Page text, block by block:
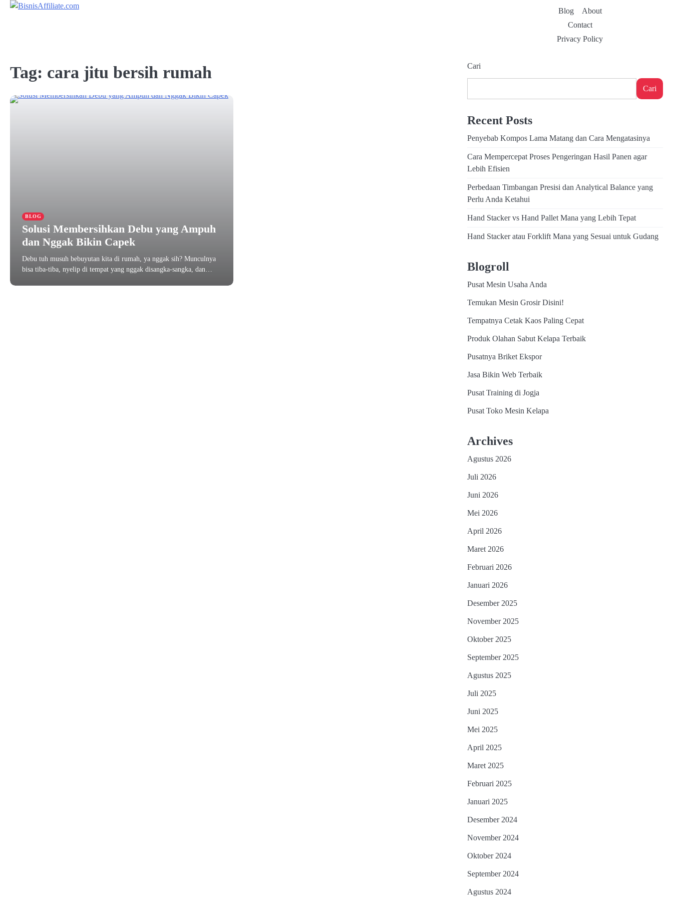
Skip
Blog
About
Contact
Privacy Policy
Tag: cara jitu bersih rumah
BLOG
Solusi Membersihkan Debu yang Ampuh
dan Nggak Bikin Capek
Debu tuh musuh bebuyutan kita di rumah, ya nggak sih? Munculnya
bisa tiba-tiba, nyelip di tempat yang nggak disangka-sangka, dan…
Juni 3, 2025
Cari
Cari
Recent Posts
Penyebab Kompos Lama Matang dan Cara Mengatasinya
Cara Mempercepat Proses Pengeringan Hasil Panen agar
Lebih Efisien
Perbedaan Timbangan Presisi dan Analytical Balance yang
Perlu Anda Ketahui
Hand Stacker vs Hand Pallet Mana yang Lebih Tepat
Hand Stacker atau Forklift Mana yang Sesuai untuk Gudang
Blogroll
Pusat Mesin Usaha Anda
Temukan Mesin Grosir Disini!
Tempatnya Cetak Kaos Paling Cepat
Produk Olahan Sabut Kelapa Terbaik
Pusatnya Briket Ekspor
Jasa Bikin Web Terbaik
Pusat Training di Jogja
Pusat Toko Mesin Kelapa
Archives
Agustus 2026
Juli 2026
Juni 2026
Mei 2026
April 2026
Maret 2026
Februari 2026
Januari 2026
Desember 2025
November 2025
Oktober 2025
September 2025
Agustus 2025
Juli 2025
Juni 2025
Mei 2025
April 2025
Maret 2025
Februari 2025
Januari 2025
Desember 2024
November 2024
Oktober 2024
September 2024
Agustus 2024